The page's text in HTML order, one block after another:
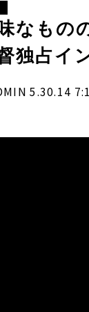
味なもの
独占イ
5.30.14